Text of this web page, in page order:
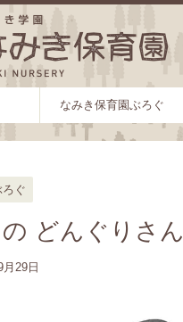
なみき保育園ぶろぐ
ぐ
どんぐりさん
29日